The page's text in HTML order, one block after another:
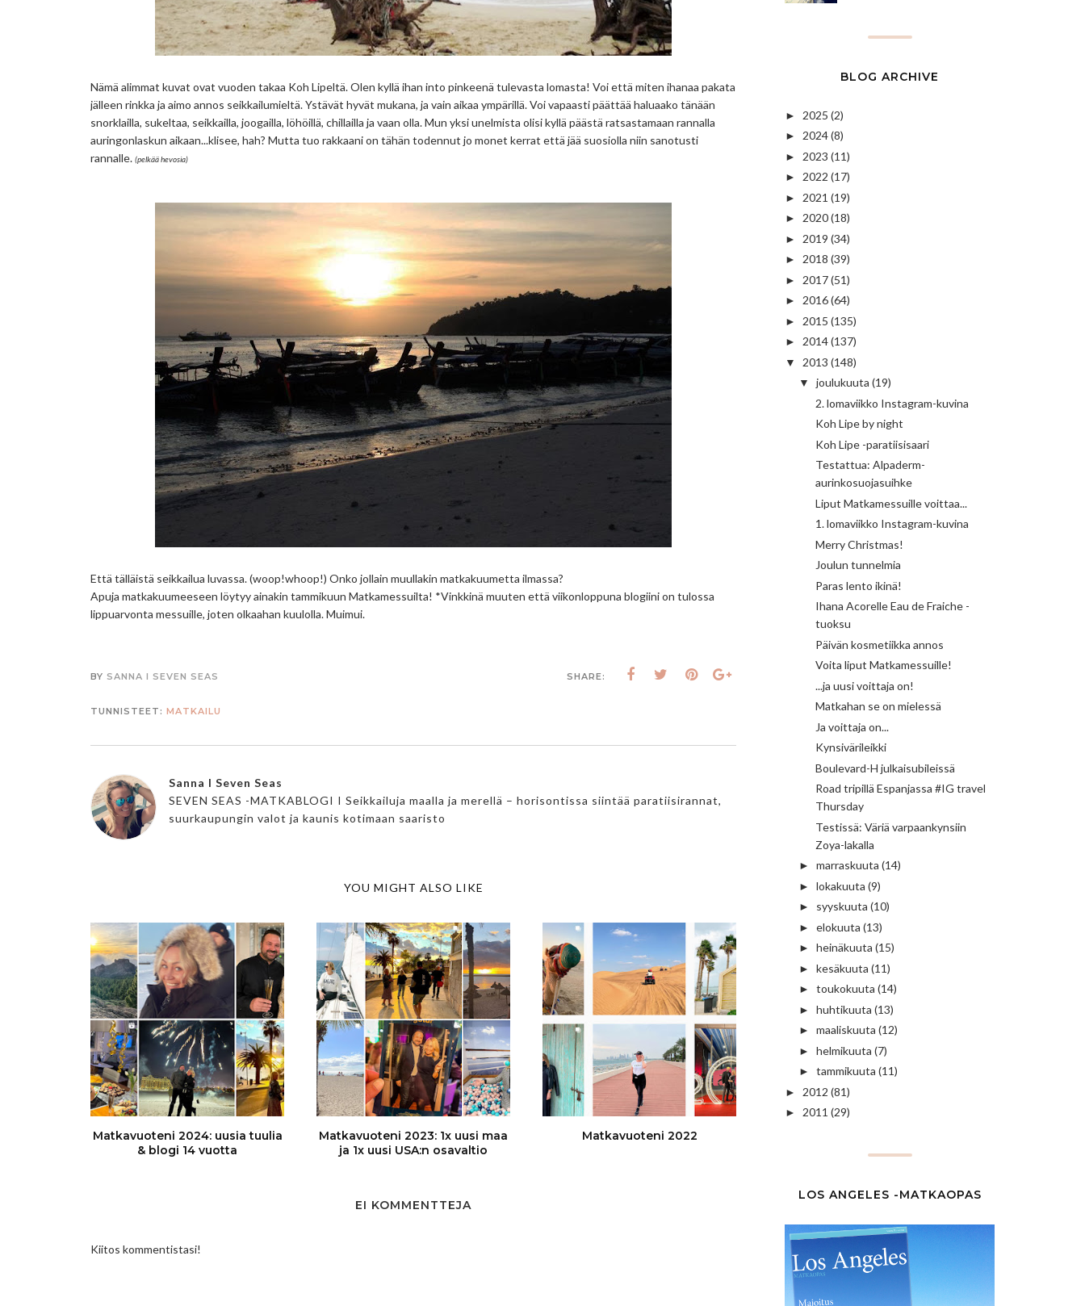
Nämä alimmat kuvat ovat vuoden takaa Koh Lipeltä. Olen kyllä ihan into pinkeenä tulevasta lomasta! Voi että miten ihanaa pakata
jälleen rinkka ja aimo annos seikkailumieltä. Ystävät hyvät mukana, ja vain aikaa ympärillä. Voi vapaasti päättää haluaako tänään
snorklailla, sukeltaa, seikkailla, joogailla, löhöillä, chillailla ja vaan olla. Mun yksi unelmista olisi kyllä päästä ratsastamaan rannalla
auringonlaskun aikaan...klisee, hah? Mutta tuo rakkaani on tähän todennut jo monet kerrat että jää suosiolla niin sanotusti
rannalle. (pelkää hevosia)
Että tälläistä seikkailua luvassa. (woop!whoop!) Onko jollain muullakin matkakuumetta ilmassa?
Apuja matkakuumeeseen löytyy ainakin tammikuun Matkamessuilta! *Vinkkinä muuten että viikonloppuna blogiini on tulossa
lippuarvonta messuille, joten olkaahan kuulolla. Muimui.
BY SANNA I SEVEN SEAS SHARE:
TUNNISTEET: MATKAILU
Sanna I Seven Seas
SEVEN SEAS -MATKABLOGI I Seikkailuja maalla ja merellä – horisontissa siintää paratiisirannat,
suurkaupungin valot ja kaunis kotimaan saaristo
YOU MIGHT ALSO LIKE
Matkavuoteni 2024: uusia tuulia
& blogi 14 vuotta
Matkavuoteni 2023: 1x uusi maa
ja 1x uusi USA:n osavaltio
Matkavuoteni 2022
EI KOMMENTTEJA
Kiitos kommentistasi!
BLOG ARCHIVE
► 2025 (2)
► 2024(8)
► 2023 (11)
► 2022 (17)
► 2021 (19)
► 2020(18)
► 2019 (34)
► 2018 (39)
► 2017(51)
► 2016(64)
► 2015 (135)
► 2014(137)
▼ 2013 (148)
▼ joulukuuta (19)
2. lomaviikko Instagram-kuvina
Koh Lipe by night
Koh Lipe -paratiisisaari
Testattua: Alpaderm-
aurinkosuojasuihke
Liput Matkamessuille voittaa...
1. lomaviikko Instagram-kuvina
Merry Christmas!
Joulun tunnelmia
Paras lento ikinä!
Ihana Acorelle Eau de Fraiche -
tuoksu
Päivän kosmetiikka annos
Voita liput Matkamessuille!
...ja uusi voittaja on!
Matkahan se on mielessä
Ja voittaja on...
Kynsivärileikki
Boulevard-H julkaisubileissä
Road tripillä Espanjassa #IG travel
Thursday
Testissä: Väriä varpaankynsiin
Zoya-lakalla
► marraskuuta (14)
► lokakuuta (9)
► syyskuuta (10)
► elokuuta (13)
► heinäkuuta (15)
► kesäkuuta (11)
► toukokuuta (14)
► huhtikuuta (13)
► maaliskuuta (12)
► helmikuuta (7)
► tammikuuta (11)
► 2012 (81)
► 2011 (29)
LOS ANGELES -MATKAOPAS